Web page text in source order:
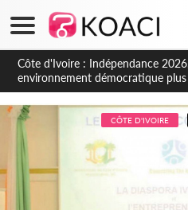
Côte d'Ivoire : Indépendance
environnement démocratique plus
CÔTE D'IVOIRE